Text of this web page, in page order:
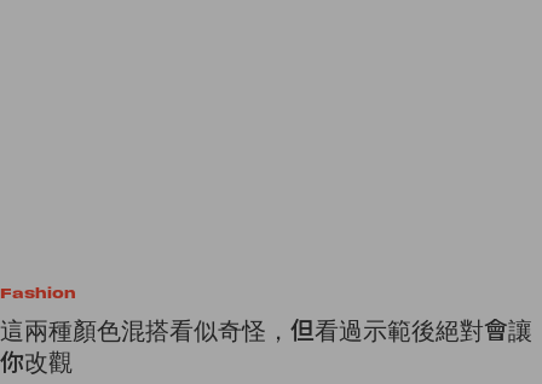
Fashion
這兩種顏色混搭看似奇怪，但看過示範後絕對會讓
你改觀